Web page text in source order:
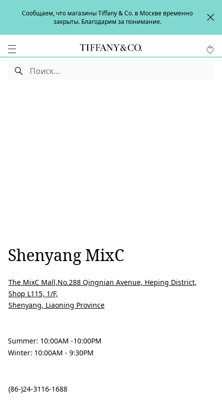
Сообщаем, что магазины Tiffany & Co. в Москве временно
закрыты. Благодарим за понимание.
Shenyang MixC
The MixC Mall,No.288 Qingnian Avenue, Heping District,
Shop L115, 1/F,
Shenyang, Liaoning Province
Summer: 10:00AM -10:00PM
Winter: 10:00AM - 9:30PM
(86-)24-3116-1688